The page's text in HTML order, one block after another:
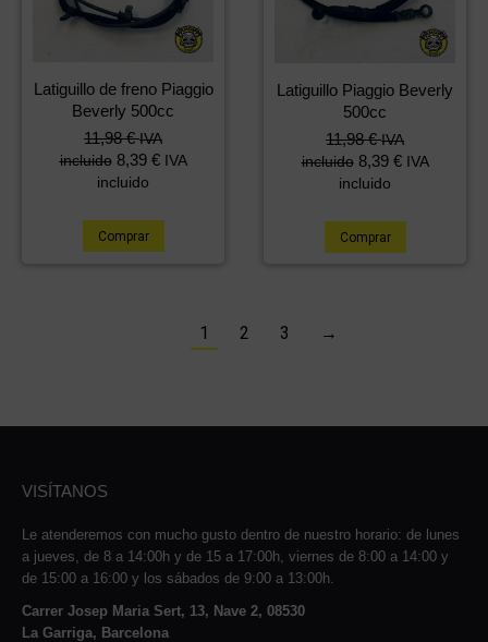
Latiguillo de freno Piaggio
Beverly 500cc
11,98€ IVA
incluido 8,39 € IVA
incluido
Comprar
Latiguillo Piaggio Beverly
500cc
11,98€ IVA
incluido 8,39 € IVA
incluido
Comprar
1 2 3 →
VISÍTANOS
Le atenderemos con mucho gusto dentro de nuestro horario: de lunes
a jueves, de 8 a 14:00h y de 15 a 17:00h, viernes de 8:00 a 14:00 y
de 15:00 a 16:00 y los sábados de 9:00 a 13:00h.
Carrer Josep Maria Sert, 13, Nave 2, 08530
La Garriga, Barcelona